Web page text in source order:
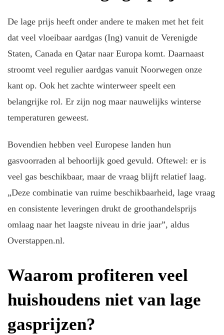
De lage prijs heeft onder andere te maken met het feit
dat veel vloeibaar aardgas (Ing) vanuit de Verenigde
Staten, Canada en Qatar naar Europa komt. Daarnaast
stroomt veel regulier aardgas vanuit Noorwegen onze
kant op. Ook het zachte winterweer speelt een
belangrijke rol. Er zijn nog maar nauwelijks winterse
temperaturen geweest.
Bovendien hebben veel Europese landen hun
gasvoorraden al behoorlijk goed gevuld. Oftewel: er is
veel gas beschikbaar, maar de vraag blijft relatief laag.
„Deze combinatie van ruime beschikbaarheid, lage vraag
en consistente leveringen drukt de groothandelsprijs
omlaag naar het laagste niveau in drie jaar”, aldus
Overstappen.nl.
Waarom profiteren veel
huishoudens niet van lage
gasprijzen?